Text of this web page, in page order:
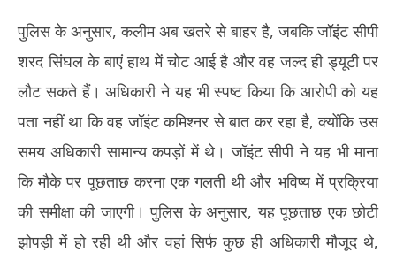
पुलिस के अनुसार, कलीम अब खतरे से बाहर है, जबकि जॉइंट सीपी
शरद सिंघल के बाएं हाथ में चोट आई है और वह जल्द ही ड्यूटी पर
लौट सकते हैं। अधिकारी ने यह भी स्पष्ट किया कि आरोपी को यह
पता नहीं था कि वह जॉइंट कमिश्नर से बात कर रहा है, क्योंकि उस
समय अधिकारी सामान्य कपड़ों में थे। जॉइंट सीपी ने यह भी माना
कि मौके पर पूछताछ करना एक गलती थी और भविष्य में प्रक्रिया
की समीक्षा की जाएगी। पुलिस के अनुसार, यह पूछताछ एक छोटी
झोपड़ी में हो रही थी और वहां सिर्फ कुछ ही अधिकारी मौजूद थे,